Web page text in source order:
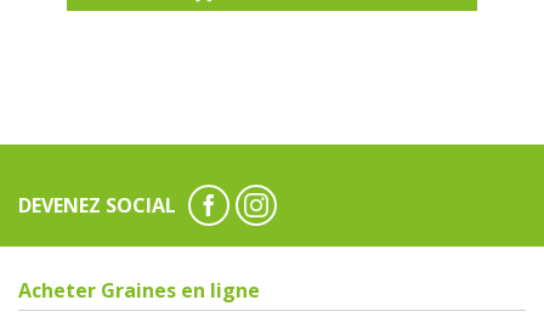
DEVENEZ SOCIAL
Acheter Graines en ligne